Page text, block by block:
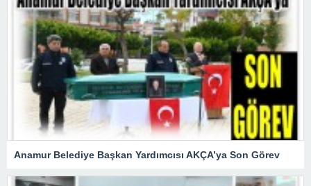
Anamur Belediye Başkan Yardımcısı AKÇA’ya Son Görev